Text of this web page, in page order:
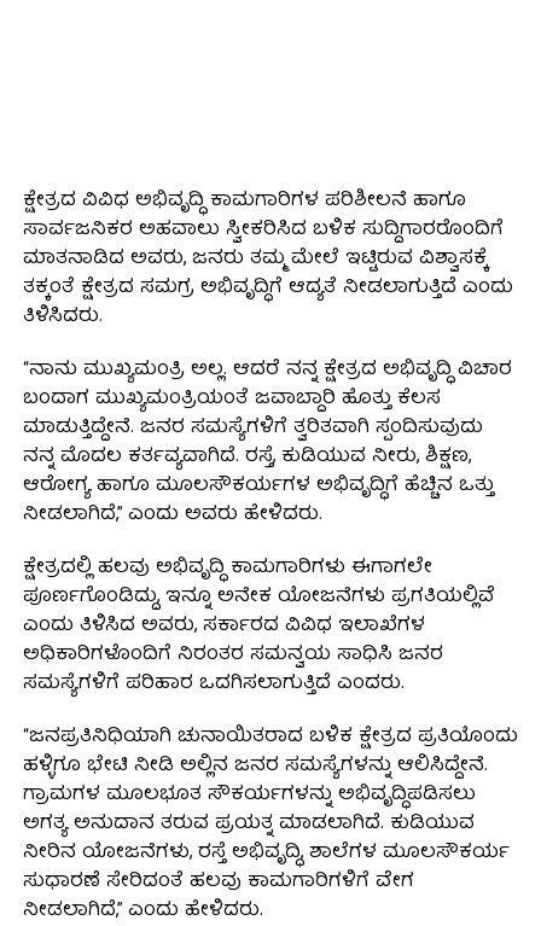
ಕ್ಷೇತ್ರದ ವಿವಿಧ ಅಭಿವೃದ್ಧಿ ಕಾಮಗಾರಿಗಳ ಪರಿಶೀಲನೆ ಹಾಗೂ
ಸಾರ್ವಜನಿಕರ ಅಹವಾಲು ಸ್ವೀಕರಿಸಿದ ಬಳಿಕ ಸುದ್ದಿಗಾರರೊಂದಿಗೆ
ಮಾತನಾಡಿದ ಅವರು, ಜನರು ತಮ್ಮ ಮೇಲೆ ಇಟ್ಟಿರುವ ವಿಶ್ವಾಸಕ್ಕೆ
ತಕ್ಕಂತೆ ಕ್ಷೇತ್ರದ ಸಮಗ್ರ ಅಭಿವೃದ್ಧಿಗೆ ಆದ್ಯತೆ ನೀಡಲಾಗುತ್ತಿದೆ ಎಂದು
ತಿಳಿಸಿದರು.
“ನಾನು ಮುಖ್ಯಮಂತ್ರಿ ಅಲ್ಲ. ಆದರೆ ನನ್ನ ಕ್ಷೇತ್ರದ ಅಭಿವೃದ್ಧಿ ವಿಚಾರ
ಬಂದಾಗ ಮುಖ್ಯಮಂತ್ರಿಯಂತೆ ಜವಾಬ್ದಾರಿ ಹೊತ್ತು ಕೆಲಸ
ಮಾಡುತ್ತಿದ್ದೇನೆ. ಜನರ ಸಮಸ್ಯೆಗಳಿಗೆ ತ್ವರಿತವಾಗಿ ಸ್ಪಂದಿಸುವುದು
ನನ್ನ ಮೊದಲ ಕರ್ತವ್ಯವಾಗಿದೆ. ರಸ್ತೆ, ಕುಡಿಯುವ ನೀರು, ಶಿಕ್ಷಣ,
ಆರೋಗ್ಯ ಹಾಗೂ ಮೂಲಸೌಕರ್ಯಗಳ ಅಭಿವೃದ್ಧಿಗೆ ಹೆಚ್ಚಿನ ಒತ್ತು
ನೀಡಲಾಗಿದೆ,” ಎಂದು ಅವರು ಹೇಳಿದರು.
ಕ್ಷೇತ್ರದಲ್ಲಿ ಹಲವು ಅಭಿವೃದ್ಧಿ ಕಾಮಗಾರಿಗಳು ಈಗಾಗಲೇ
ಪೂರ್ಣಗೊಂಡಿದ್ದು, ಇನ್ನೂ ಅನೇಕ ಯೋಜನೆಗಳು ಪ್ರಗತಿಯಲ್ಲಿವೆ
ಎಂದು ತಿಳಿಸಿದ ಅವರು, ಸರ್ಕಾರದ ವಿವಿಧ ಇಲಾಖೆಗಳ
ಅಧಿಕಾರಿಗಳೊಂದಿಗೆ ನಿರಂತರ ಸಮನ್ವಯ ಸಾಧಿಸಿ ಜನರ
ಸಮಸ್ಯೆಗಳಿಗೆ ಪರಿಹಾರ ಒದಗಿಸಲಾಗುತ್ತಿದೆ ಎಂದರು.
“ಜನಪ್ರತಿನಿಧಿಯಾಗಿ ಚುನಾಯಿತರಾದ ಬಳಿಕ ಕ್ಷೇತ್ರದ ಪ್ರತಿಯೊಂದು
ಹಳ್ಳಿಗೂ ಭೇಟಿ ನೀಡಿ ಅಲ್ಲಿನ ಜನರ ಸಮಸ್ಯೆಗಳನ್ನು ಆಲಿಸಿದ್ದೇನೆ.
ಗ್ರಾಮಗಳ ಮೂಲಭೂತ ಸೌಕರ್ಯಗಳನ್ನು ಅಭಿವೃದ್ಧಿಪಡಿಸಲು
ಅಗತ್ಯ ಅನುದಾನ ತರುವ ಪ್ರಯತ್ನ ಮಾಡಲಾಗಿದೆ. ಕುಡಿಯುವ
ನೀರಿನ ಯೋಜನೆಗಳು, ರಸ್ತೆ ಅಭಿವೃದ್ಧಿ, ಶಾಲೆಗಳ ಮೂಲಸೌಕರ್ಯ
ಸುಧಾರಣೆ ಸೇರಿದಂತೆ ಹಲವು ಕಾಮಗಾರಿಗಳಿಗೆ ವೇಗ
ನೀಡಲಾಗಿದೆ,” ಎಂದು ಹೇಳಿದರು.